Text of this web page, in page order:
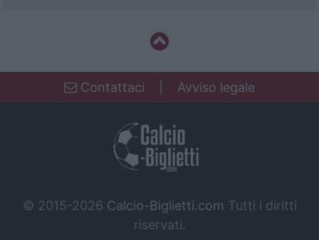
Contattaci Avviso legale
© 2015-2026 Calcio-Biglietti.com Tutti i diritti
riservati.